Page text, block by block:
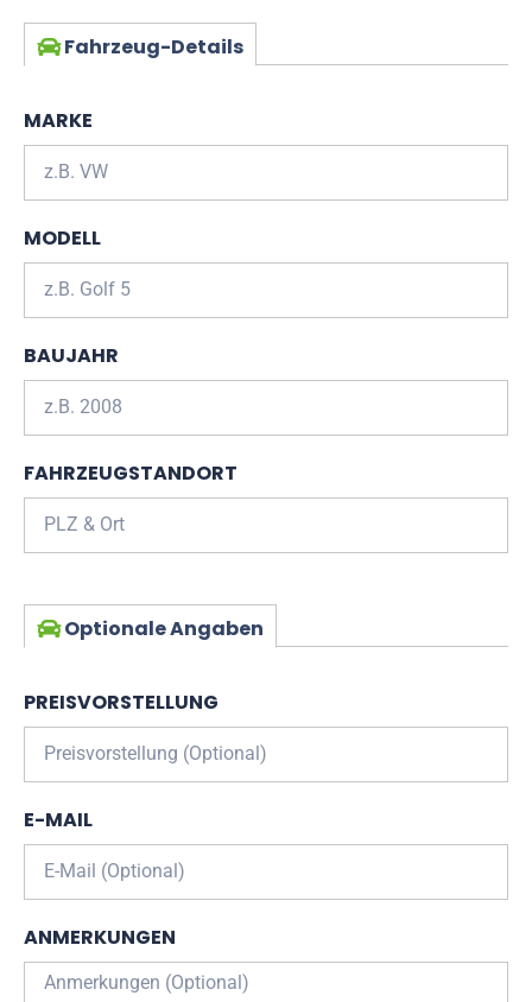
Fahrzeug-Details
MARKE
MODELL
BAUJAHR
FAHRZEUGSTANDORT
Optionale Angaben
PREISVORSTELLUNG
E-MAIL
ANMERKUNGEN